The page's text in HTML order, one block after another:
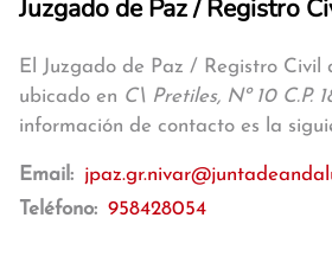
Juzgado de Paz / Registro
El Juzgado de Paz / Registro Civil
ubicado en C\ Pretiles, Nº 10 C.P.
información de contacto es la
Email:
Teléfono: 958428054